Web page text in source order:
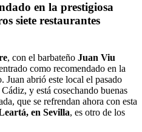
en la prestigiosa
siete restaurantes
, con el barbateño Juan Viu
como recomendado en la
abrió este local el pasado
y está cosechando buenas
que se refrendan ahora con esta
en Sevilla, es otro de los